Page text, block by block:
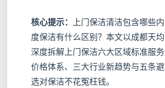
核心提示：
上门保洁清洁包含哪些
度保洁有什么区别？本文以成都天均
深度拆解上门保洁六大区域标准服
价格体系、三大行业新趋势与五条
选对保洁不花冤枉钱。